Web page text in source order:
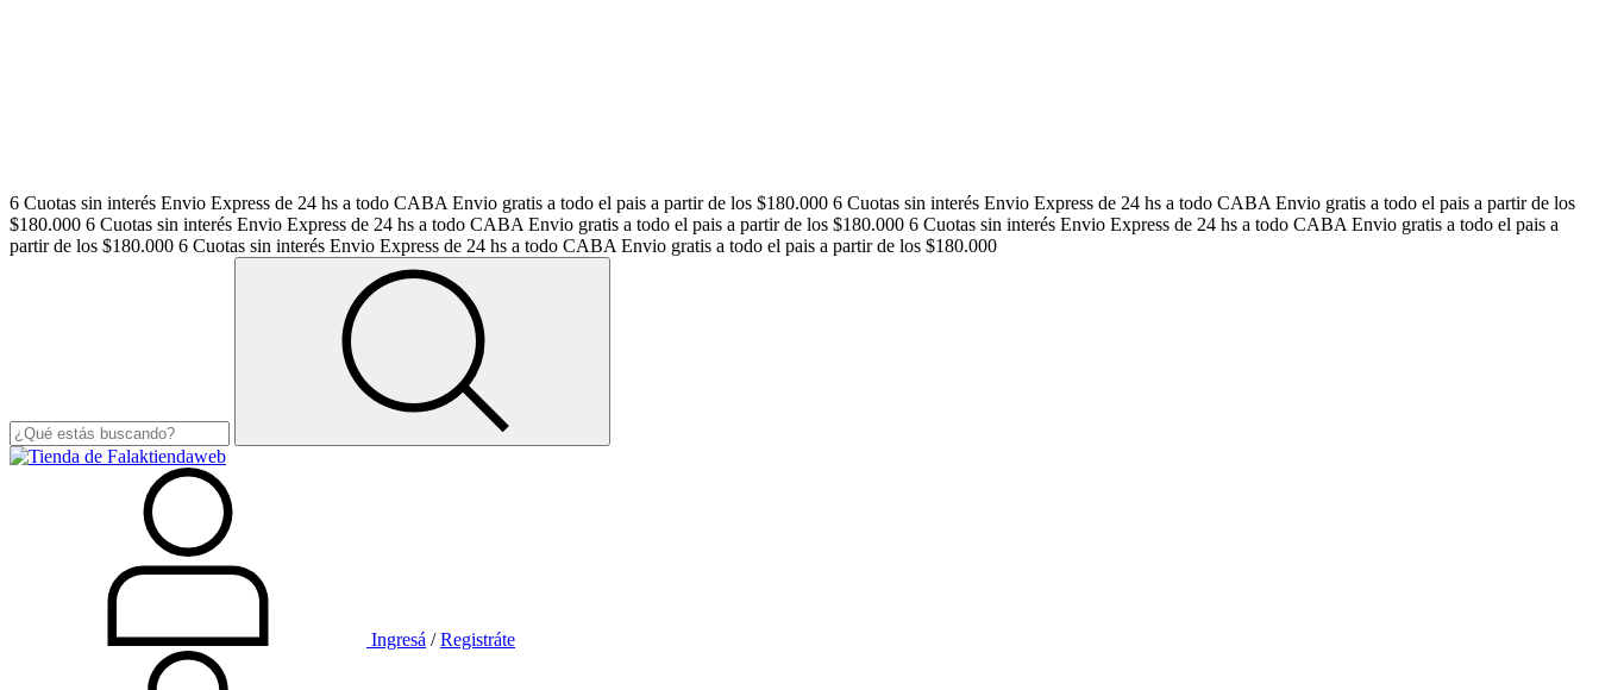
6 Cuotas sin interés Envio Express de 24 hs a todo CABA Envio gratis a todo el pais a partir de los $180.000 6 Cuotas sin interés Envio Express de 24 hs a todo CABA Envio gratis a todo el pais a partir de los
$180.000 6 Cuotas sin interés Envio Express de 24 hs a todo CABA Envio gratis a todo el pais a partir de los $180.000 6 Cuotas sin interés Envio Express de 24 hs a todo CABA Envio gratis a todo el pais a
partir de los $180.000 6 Cuotas sin interés Envio Express de 24 hs a todo CABA Envio gratis a todo el pais a partir de los $180.000
Ingresá /Registráte